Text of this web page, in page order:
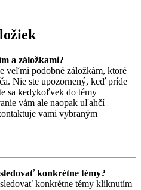
a záložkami?
veľmi podobné záložkám, ktoré
Nie ste upozornený, keď príde
sa kedykoľvek do témy
vám ale naopak uľahčí
vami vybraným
konkrétne témy?
konkrétne témy kliknutím